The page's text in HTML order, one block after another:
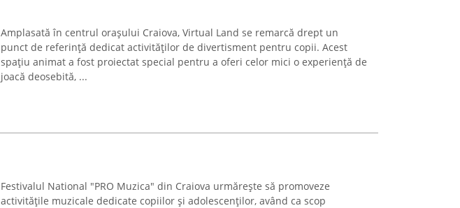
Amplasată în centrul orașului Craiova, Virtual Land se remarcă drept un
punct de referință dedicat activităților de divertisment pentru copii. Acest
spațiu animat a fost proiectat special pentru a oferi celor mici o experiență de
joacă deosebită, ...
Festivalul National "PRO Muzica" din Craiova urmărește să promoveze
activitățile muzicale dedicate copiilor și adolescenților, având ca scop